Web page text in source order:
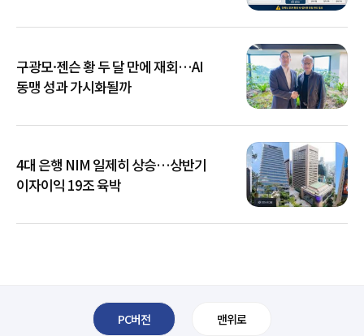
구광모·젠슨 황 두 달 만에 재회…AI
동맹 성과 가시화될까
4대 은행 NIM 일제히 상승…상반기
이자이익 19조 육박
PC버전 맨위로